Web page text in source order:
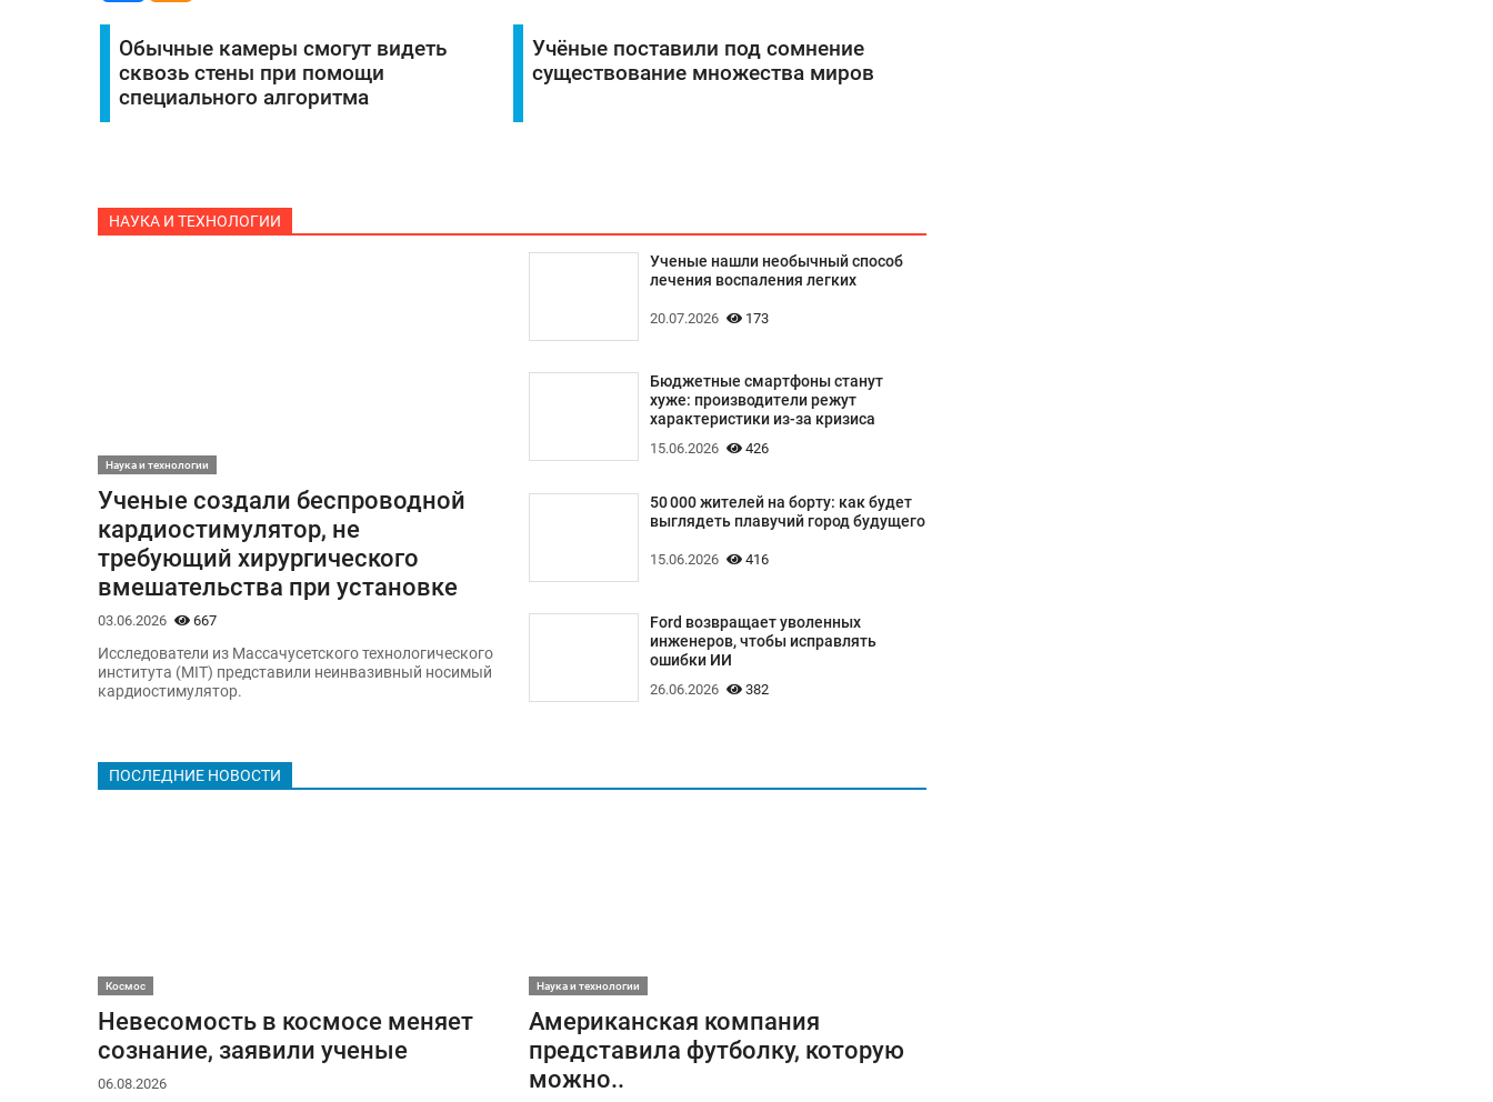
Обычные камеры смогут видеть
сквозь стены при помощи
специального алгоритма
Учёные поставили под сомнение
существование множества миров
НАУКА И ТЕХНОЛОГИИ
Наука и технологии
Ученые создали беспроводной
кардиостимулятор, не
требующий хирургического
вмешательства при установке
03.06.2026 667
Исследователи из Массачусетского технологического
института (MIT) представили неинвазивный носимый
кардиостимулятор.
Ученые нашли необычный способ
лечения воспаления легких
20.07.2026 173
Бюджетные смартфоны станут
хуже: производители режут
характеристики из-за кризиса
15.06.2026 426
50 000 жителей на борту: как будет
выглядеть плавучий город будущего
15.06.2026 416
Ford возвращает уволенных
инженеров, чтобы исправлять
ошибки ИИ
26.06.2026 382
ПОСЛЕДНИЕ НОВОСТИ
Космос
Невесомость в космосе меняет
сознание, заявили ученые
06.08.2026
Наука и технологии
Американская компания
представила футболку, которую
можно..